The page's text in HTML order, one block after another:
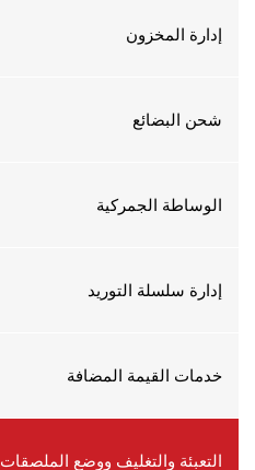
إدارة المخزون
شحن البضائع
الوساطة الجمركية
إدارة سلسلة التوريد
خدمات القيمة المضافة
التعبئة والتغليف ووضع الملصقات